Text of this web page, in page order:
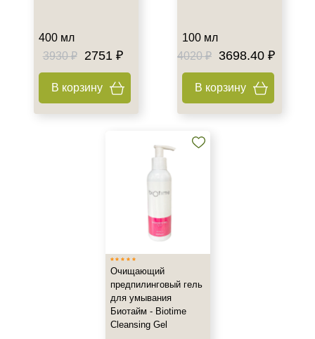
400 мл
3930 ₽
2751 ₽
В корзину
100 мл
4020 ₽
3698.40 ₽
В корзину
Очищающий
предпилинговый гель
для умывания
Биотайм - Biotime
Cleansing Gel